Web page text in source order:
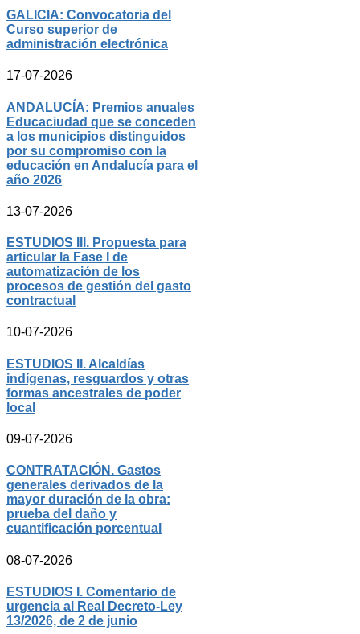
GALICIA: Convocatoria del
Curso superior de
administración electrónica
17-07-2026
ANDALUCÍA: Premios anuales
Educaciudad que se conceden
a los municipios distinguidos
por su compromiso con la
educación en Andalucía para el
año 2026
13-07-2026
ESTUDIOS III. Propuesta para
articular la Fase I de
automatización de los
procesos de gestión del gasto
contractual
10-07-2026
ESTUDIOS II. Alcaldías
indígenas, resguardos y otras
formas ancestrales de poder
local
09-07-2026
CONTRATACIÓN. Gastos
generales derivados de la
mayor duración de la obra:
prueba del daño y
cuantificación porcentual
08-07-2026
ESTUDIOS I. Comentario de
urgencia al Real Decreto-Ley
13/2026, de 2 de junio